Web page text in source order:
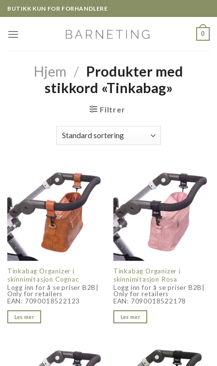
Skip
to
content
BUTIKK KUN FOR FORHANDLERE
0
Hjem / Produkter med
stikkord «Tinkabag»
Filtrer
Tinkabag Organizer i
skinnimitasjon Cognac
Logg inn for å se priser B2B|
Only for retailers
EAN: 7090018522123
Les mer
Tinkabag Organizer i
skinnimitasjon Rosa
Logg inn for å se priser B2B|
Only for retailers
EAN: 7090018522178
Les mer